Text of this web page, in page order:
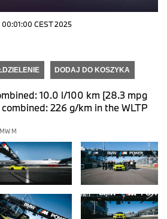
CEST 2025
DODAJ DO KOSZYKA
10.0 l/100 km [28.3 mpg
226 g/km in the WLTP
M